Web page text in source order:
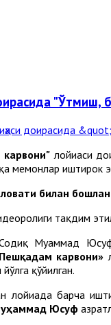
"Ўтмиш,
лойиҳаси
меҳмонлар иштирок
билан
тақдим
Муҳаммад Юсуф
карвони»
қўйилган.
барча
Юсуф